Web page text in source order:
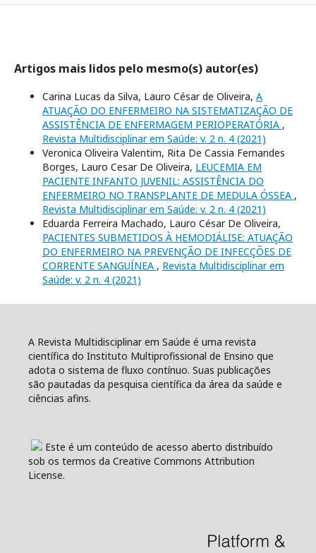
Artigos mais lidos pelo mesmo(s) autor(es)
Carina Lucas da Silva, Lauro César de Oliveira, A
ATUAÇÃO DO ENFERMEIRO NA SISTEMATIZAÇÃO DE
ASSISTÊNCIA DE ENFERMAGEM PERIOPERATÓRIA ,
Revista Multidisciplinar em Saúde: v. 2 n. 4 (2021)
Veronica Oliveira Valentim, Rita De Cassia Fernandes
Borges, Lauro Cesar De Oliveira, LEUCEMIA EM
PACIENTE INFANTO JUVENIL: ASSISTÊNCIA DO
ENFERMEIRO NO TRANSPLANTE DE MEDULA ÓSSEA ,
Revista Multidisciplinar em Saúde: v. 2 n. 4 (2021)
Eduarda Ferreira Machado, Lauro César De Oliveira,
PACIENTES SUBMETIDOS À HEMODIÁLISE: ATUAÇÃO
DO ENFERMEIRO NA PREVENÇÃO DE INFECÇÕES DE
CORRENTE SANGUÍNEA , Revista Multidisciplinar em
Saúde: v. 2 n. 4 (2021)
A Revista Multidisciplinar em Saúde é uma revista
científica do Instituto Multiprofissional de Ensino que
adota o sistema de fluxo contínuo. Suas publicações
são pautadas da pesquisa científica da área da saúde e
ciências afins.
Este é um conteúdo de acesso aberto distribuído
sob os termos da Creative Commons Attribution
License.